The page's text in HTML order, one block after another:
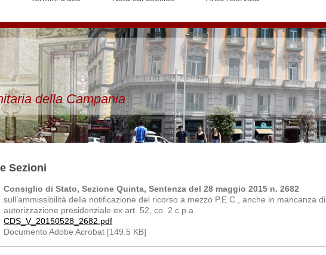
della Campania
Sezioni
Consiglio di Stato, Sezione Quinta, Sentenza del 28 maggio 2015 n. 2682
sull’ammissibilità della notificazione del ricorso a mezzo P.E.C., anche in mancanza di
autorizzazione presidenziale ex art. 52, co. 2 c.p.a.
CDS_V_20150528_2682.pdf
Documento Adobe Acrobat [149.5 KB]